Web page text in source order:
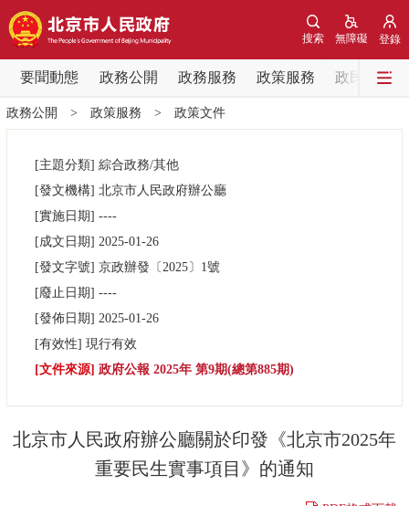
登錄
無障礙
搜索
要聞動態 政務公開 政務服務 政策服務 政民互動
要聞動態
黨中央精神 國務院資訊
北京要聞
政務公開
市領導
政策兌現 政策解讀
決策公開 專題公開
政務公開 > 政策服務 > 政策文件
[主題分類] 綜合政務/其他
[發文機構] 北京市人民政府辦公廳
[實施日期] ----
[成文日期] 2025-01-26
[發文字號] 京政辦發 〔2025〕 1號
[廢止日期] ----
[發佈日期] 2025-01-26
[有效性] 現行有效
[文件來源] 政府公報 2025年 第9期(總第885期)
北京市人民政府辦公廳關於印發《北京市2025年
重要民生實事項目》的通知